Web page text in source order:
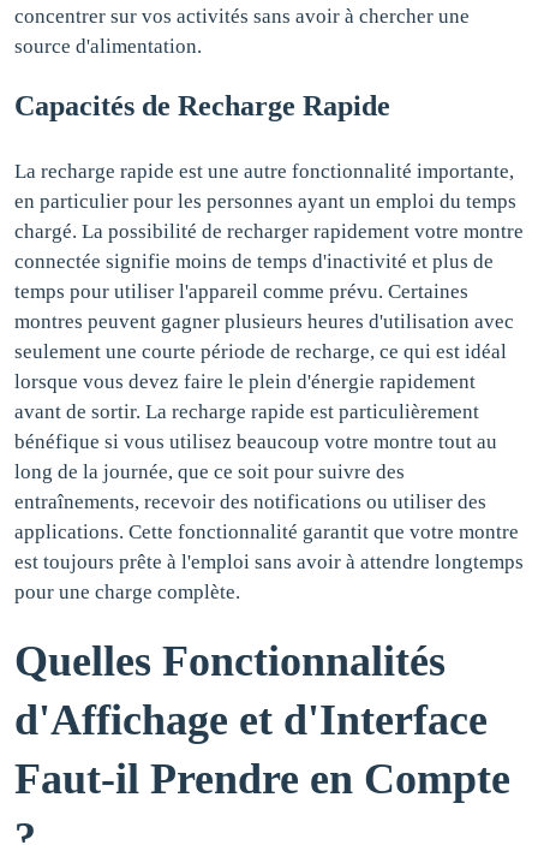
concentrer sur vos activités sans avoir à chercher une
source d'alimentation.
Capacités de Recharge Rapide
La recharge rapide est une autre fonctionnalité importante,
en particulier pour les personnes ayant un emploi du temps
chargé. La possibilité de recharger rapidement votre montre
connectée signifie moins de temps d'inactivité et plus de
temps pour utiliser l'appareil comme prévu. Certaines
montres peuvent gagner plusieurs heures d'utilisation avec
seulement une courte période de recharge, ce qui est idéal
lorsque vous devez faire le plein d'énergie rapidement
avant de sortir. La recharge rapide est particulièrement
bénéfique si vous utilisez beaucoup votre montre tout au
long de la journée, que ce soit pour suivre des
entraînements, recevoir des notifications ou utiliser des
applications. Cette fonctionnalité garantit que votre montre
est toujours prête à l'emploi sans avoir à attendre longtemps
pour une charge complète.
Quelles Fonctionnalités
d'Affichage et d'Interface
Faut-il Prendre en Compte